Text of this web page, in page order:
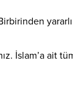
İslam’a